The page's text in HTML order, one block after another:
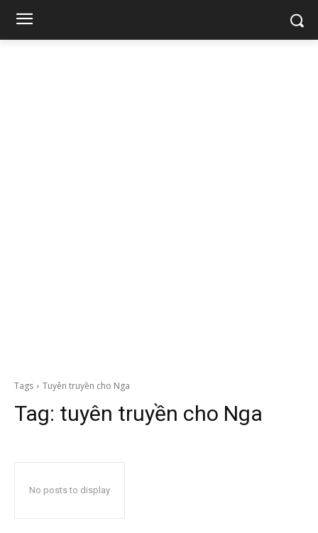
Tags Tuyên truyền cho Nga
Tag: tuyên truyền cho Nga
No posts to display